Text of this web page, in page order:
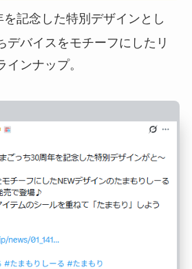
記念した特別デザインとし
デバイスをモチーフにしたリ
インナップ。